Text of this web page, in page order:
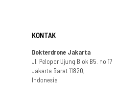
KONTAK
Dokterdrone Jakarta
Jl. Pelopor Ujung Blok B5. no 17
Jakarta Barat 11820,
Indonesia